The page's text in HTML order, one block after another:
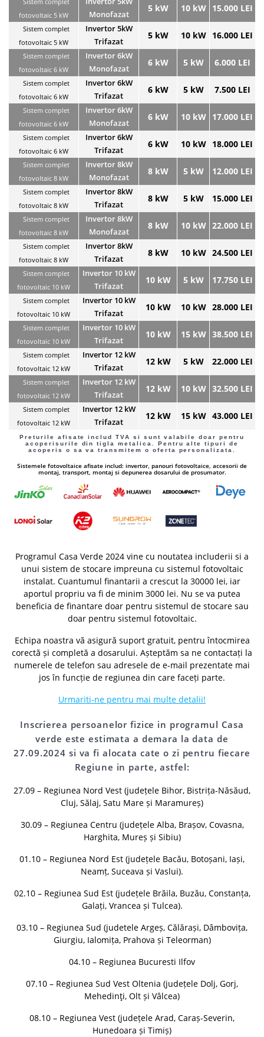
Sistem complet
fotovoltaic 5 kW
Monofazat
5 kW 10 kW 15.000 LEI
Sistem complet
fotovoltaic 5 kW
Invertor 5kW
Trifazat
5 kW 10 kW 16.000 LEI
Sistem complet
fotovoltaic 6 kW
Invertor 6kW
Monofazat
6 kW 5 kW 6.000 LEI
Sistem complet
fotovoltaic 6 kW
Invertor 6kW
Trifazat
6 kW 5 kW 7.500 LEI
Sistem complet
fotovoltaic 6 kW
Invertor 6kW
Monofazat
6 kW 10 kW 17.000 LEI
Sistem complet
fotovoltaic 6 kW
Invertor 6kW
Trifazat
6 kW 10 kW 18.000 LEI
Sistem complet
fotovoltaic 8 kW
Invertor 8kW
Monofazat
8 kW 5 kW 12.000 LEI
Sistem complet
fotovoltaic 8 kW
Invertor 8kW
Trifazat
8 kW 5 kW 15.000 LEI
Sistem complet
fotovoltaic 8 kW
Invertor 8kW
Monofazat
8 kW 10 kW 22.000 LEI
Sistem complet
fotovoltaic 8 kW
Invertor 8kW
Trifazat
8 kW 10 kW 24.500 LEI
Sistem complet
fotovoltaic 10 kW
Invertor 10 kW
Trifazat
10 kW 5 kW 17.750 LEI
Sistem complet
fotovoltaic 10 kW
Invertor 10 kW
Trifazat
10 kW 10 kW 28.000 LEI
Sistem complet
fotovoltaic 10 kW
Invertor 10 kW
Trifazat
10 kW 15 kW 38.500 LEI
Sistem complet
fotovoltaic 12 kW
Invertor 12 kW
Trifazat
12 kW 5 kW 22.000 LEI
Sistem complet
fotovoltaic 12 kW
Invertor 12 kW
Trifazat
12 kW 10 kW 32.500 LEI
Sistem complet
fotovoltaic 12 kW
Invertor 12 kW
Trifazat
12 kW 15 kW 43.000 LEI
Preturile afisateinclud TVA
si sunt valabile doar pentru
acoperisurile din tigla metalica. Pentru alte tipuri de
acoperis o sa va transmitem o oferta personalizata.
Sistemele fotovoltaice afisate includ: invertor, panouri fotovoltaice, accesorii de
montaj, transport, montaj si depunerea dosarului de prosumator.
Programul Casa Verde 2024 vine cu noutatea includerii si a
unui sistem de stocare impreuna cu sistemul fotovoltaic
instalat. Cuantumul finantarii a crescut la 30000 lei, iar
aportul propriu va fi de minim 3000 lei. Nu se va putea
beneficia de finantare doar pentru sistemul de stocare sau
doar pentru sistemul fotovoltaic.
Echipa noastra vă asigură suport gratuit, pentru întocmirea
corectă și completă a dosarului. Așteptăm sa ne contactați la
numerele de telefon sau adresele de e-mail prezentate mai
jos în funcție de regiunea din care faceți parte.
Urmariti-ne pentru mai multe detalii!
Inscrierea persoanelor fizice in programul Casa
verde este estimata a demara la data de
27.09.2024 si va fi alocata cate o zi pentru fiecare
Regiune in parte, astfel:
27.09 – Regiunea Nord Vest (județele Bihor, Bistrița-Năsăud,
Cluj, Sălaj, Satu Mare și Maramureș)
30.09 – Regiunea Centru (județele Alba, Brașov, Covasna,
Harghita, Mureș și Sibiu)
01.10 – Regiunea Nord Est (județele Bacău, Botoșani, Iași,
Neamț, Suceava și Vaslui).
02.10 – Regiunea Sud Est (județele Brăila, Buzău, Constanța,
Galați, Vrancea și Tulcea).
03.10 – Regiunea Sud (judetele Argeș, Călărași, Dâmbovița,
Giurgiu, Ialomița, Prahova și Teleorman)
04.10 – Regiunea Bucuresti Ilfov
07.10 – Regiunea Sud Vest Oltenia (județele Dolj, Gorj,
Mehedinţi, Olt și Vâlcea)
08.10 – Regiunea Vest (județele Arad, Caraș-Severin,
Hunedoara și Timiș)